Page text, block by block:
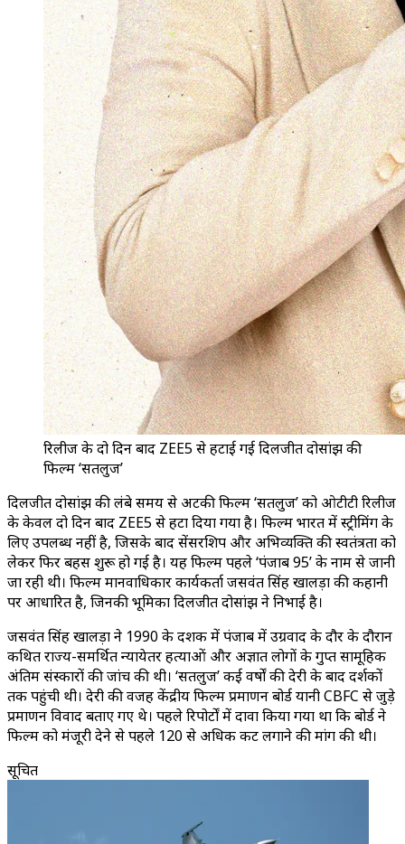
रिलीज के दो दिन बाद ZEE5 से हटाई गई दिलजीत दोसांझ की
फिल्म ‘सतलुज’
दिलजीत दोसांझ की लंबे समय से अटकी फिल्म ‘सतलुज’ को ओटीटी रिलीज
के केवल दो दिन बाद ZEE5 से हटा दिया गया है। फिल्म भारत में स्ट्रीमिंग के
लिए उपलब्ध नहीं है, जिसके बाद सेंसरशिप और अभिव्यक्ति की स्वतंत्रता को
लेकर फिर बहस शुरू हो गई है। यह फिल्म पहले ‘पंजाब 95’ के नाम से जानी
जा रही थी। फिल्म मानवाधिकार कार्यकर्ता जसवंत सिंह खालड़ा की कहानी
पर आधारित है, जिनकी भूमिका दिलजीत दोसांझ ने निभाई है।
जसवंत सिंह खालड़ा ने 1990 के दशक में पंजाब में उग्रवाद के दौर के दौरान
कथित राज्य-समर्थित न्यायेतर हत्याओं और अज्ञात लोगों के गुप्त सामूहिक
अंतिम संस्कारों की जांच की थी। ‘सतलुज’ कई वर्षों की देरी के बाद दर्शकों
तक पहुंची थी। देरी की वजह केंद्रीय फिल्म प्रमाणन बोर्ड यानी CBFC से जुड़े
प्रमाणन विवाद बताए गए थे। पहले रिपोर्टों में दावा किया गया था कि बोर्ड ने
फिल्म को मंजूरी देने से पहले 120 से अधिक कट लगाने की मांग की थी।
सूचित